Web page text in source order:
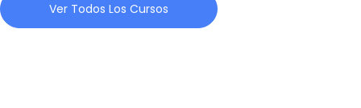
Ver Todos Los Cursos